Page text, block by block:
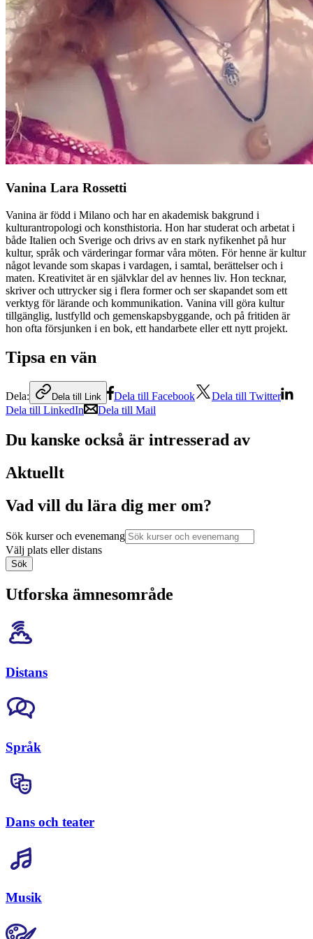
Vanina Lara Rossetti
Vanina är född i Milano och har en akademisk bakgrund i
kulturantropologi och konsthistoria. Hon har studerat och arbetat i
både Italien och Sverige och drivs av en stark nyfikenhet på hur
kultur, språk och värderingar formar våra möten. För henne är kultur
något levande som skapas i vardagen, i samtal, berättelser och i
maten. Kreativitet är en självklar del av hennes liv. Hon tecknar,
skriver och uttrycker sig i flera former och ser skapandet som ett
verktyg för lärande och kommunikation. Vanina vill göra kultur
tillgänglig, lustfylld och gemenskapsbyggande, och på fritiden är
hon ofta försjunken i en bok, ett handarbete eller ett nytt projekt.
Tipsa en vän
Dela: Dela till Link Dela till Facebook
Dela till Twitter
Dela till LinkedIn
Dela till Mail
Du kanske också är intresserad av
Aktuellt
Vad vill du lära dig mer om?
Sök kurser och evenemang
Välj plats eller distans
Sök
Utforska ämnesområde
Distans
Språk
Dans och teater
Musik